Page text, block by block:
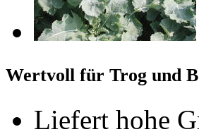
Wertvoll für Trog und
Liefert hohe